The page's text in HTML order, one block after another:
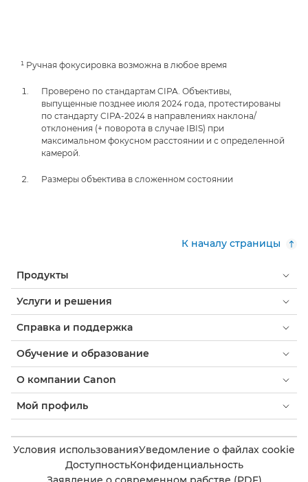
¹ Ручная фокусировка возможна в любое время
Проверено по стандартам CIPA. Объективы,
выпущенные позднее июля 2024 года, протестированы
по стандарту CIPA-2024 в направлениях наклона/
отклонения (+ поворота в случае IBIS) при
максимальном фокусном расстоянии и с определенной
камерой.
Размеры объектива в сложенном состоянии
К началу страницы
Продукты
Услуги и решения
Справка и поддержка
Обучение и образование
О компании Canon
Мой профиль
Условия использованияУведомление о файлах cookie
ДоступностьКонфиденциальность